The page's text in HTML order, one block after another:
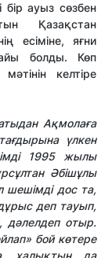
ауыз сөзбен
Қазақстан
есіміне, яғни
болды. Көп
келтіре
Ақмолаға
үлкен
1995 жылы
Әбішұлы
шешімді дос та,
деп тауып,
дәлелдеп отыр.
бой көтере